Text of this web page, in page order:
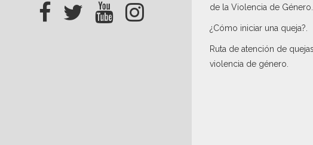
de la Violencia de Género
¿Cómo iniciar una queja?
Ruta de atención de
violencia de género